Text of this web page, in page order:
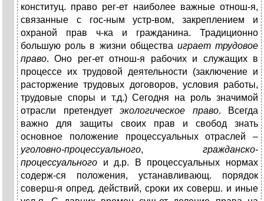
конституц. право рег-ет наиболее важные отнош-я,
связанные с гос-ным устр-вом, закреплением и
охраной прав ч-ка и гражданина. Традиционно
большую роль в жизни общества играет трудовое
право. Оно рег-ет отнош-я рабочих и служащих в
процессе их трудовой деятельности (заключение и
расторжение трудовых договоров, условия работы,
трудовые споры и т.д.) Сегодня на роль значимой
отрасли претендует экологическое право. Всегда
важно для защиты своих прав и свобод знать
основное положение процессуальных отраслей –
уголовно-процессуального, гражданско-
процессуального и д.р. В процессуальных нормах
содерж-ся положения, устанавливающ. порядок
соверш-я опред. действий, сроки их соверш. и иные